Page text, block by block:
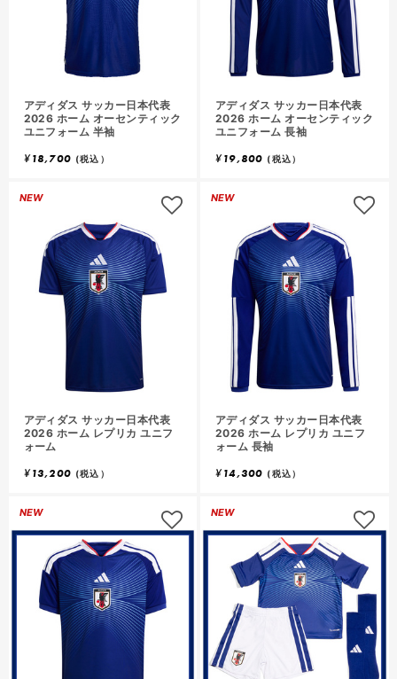
アディダス サッカー日本代表
2026 ホーム オーセンティック
ユニフォーム 半袖
¥18,700 (税込）
アディダス サッカー日本代表
2026 ホーム オーセンティック
ユニフォーム 長袖
¥19,800 (税込）
NEW
アディダス サッカー日本代表
2026 ホーム レプリカ ユニフ
ォーム
¥13,200 (税込）
NEW
アディダス サッカー日本代表
2026 ホーム レプリカ ユニフ
ォーム 長袖
¥14,300 (税込）
NEW NEW